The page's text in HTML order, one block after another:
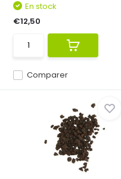
Comparer
En stock
€12,50